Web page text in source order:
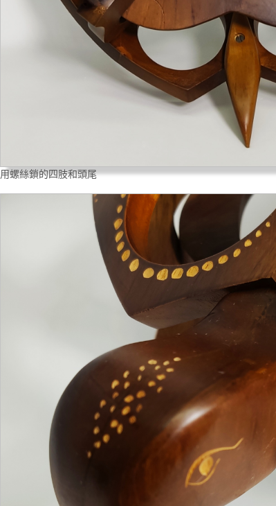
用螺絲鎖的四肢和頭尾